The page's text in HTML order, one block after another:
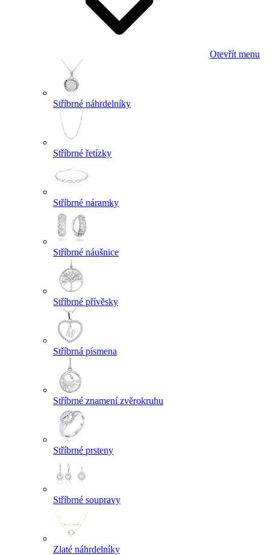
Otevřít menu
Stříbrné náhrdelníky
Stříbrné řetízky
Stříbrné náramky
Stříbrné náušnice
Stříbrné přívěsky
Stříbrná písmena
Stříbrné znamení zvěrokruhu
Stříbrné prsteny
Stříbrné soupravy
Zlaté náhrdelníky